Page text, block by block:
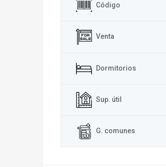
Código
Venta
Dormitorios
Sup. útil
G. comunes